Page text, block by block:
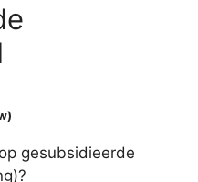
gesubsidieerde